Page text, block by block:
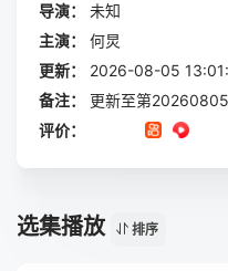
导演：
未知
主演：
何炅
更新：
2026-08-05
备注：
更新至第
评价：
选集播放 排序